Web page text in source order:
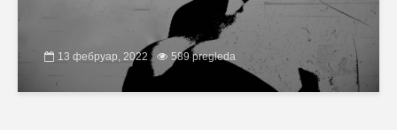
13 фебруар, 2022 589 pregleda